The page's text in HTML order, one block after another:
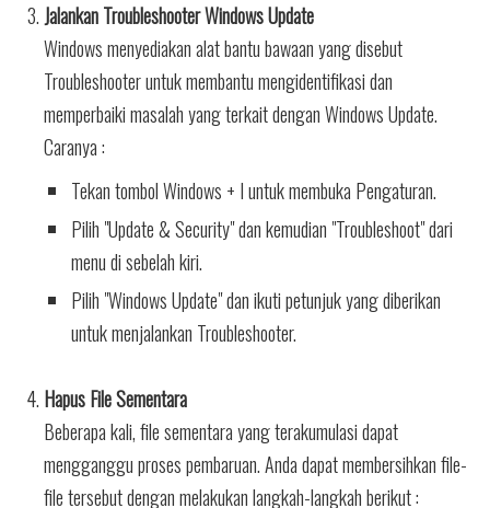
Jalankan Troubleshooter Windows Update
Windows menyediakan alat bantu bawaan yang disebut
Troubleshooter untuk membantu mengidentifikasi dan
memperbaiki masalah yang terkait dengan Windows Update.
Caranya :
Tekan tombol Windows + I untuk membuka Pengaturan.
Pilih "Update & Security" dan kemudian "Troubleshoot" dari
menu di sebelah kiri.
Pilih "Windows Update" dan ikuti petunjuk yang diberikan
untuk menjalankan Troubleshooter.
Hapus File Sementara
Beberapa kali, file sementara yang terakumulasi dapat
mengganggu proses pembaruan. Anda dapat membersihkan file-
file tersebut dengan melakukan langkah-langkah berikut :